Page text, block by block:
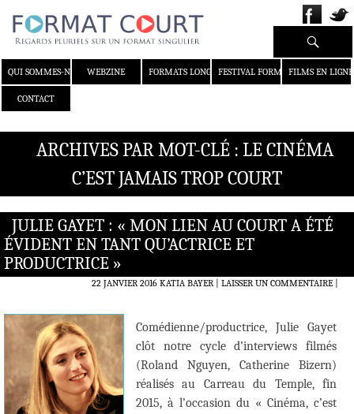
QUI SOMMES-NOUS ?WEBZINE FORMATS LONGS FESTIVAL FORMAT COURT
FILMS EN LIGNE
CONTACT
Recherche
ARCHIVES PAR MOT-CLÉ : LE CINÉMA
C’EST JAMAIS TROP COURT
JULIE GAYET : « MON LIEN AU COURT A ÉTÉ
ÉVIDENT EN TANT QU’ACTRICE ET
PRODUCTRICE »
22 JANVIER 2016 KATIA BAYER LAISSER UN COMMENTAIRE|
Comédienne/productrice, Julie Gayet
clôt notre cycle d’interviews filmés
(Roland Nguyen, Catherine Bizern)
réalisés au Carreau du Temple, fin
2015, à l’occasion du « Cinéma, c’est